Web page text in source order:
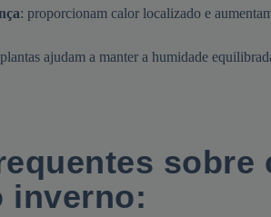
: proporcionam calor localizado e
ajudam a manter a humidade
sobre
inverno: